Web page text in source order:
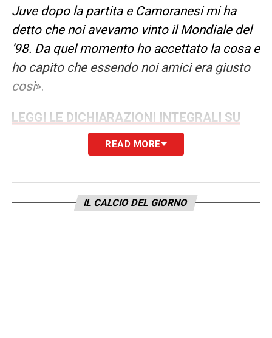
Juve dopo la partita e Camoranesi mi ha
detto che noi avevamo vinto il Mondiale del
’98. Da quel momento ho accettato la cosa e
ho capito che essendo noi amici era giusto
così».
LEGGI LE DICHIARAZIONI INTEGRALI SU
JUVENTUS NEWS 24
READ MORE
IL CALCIO DEL GIORNO